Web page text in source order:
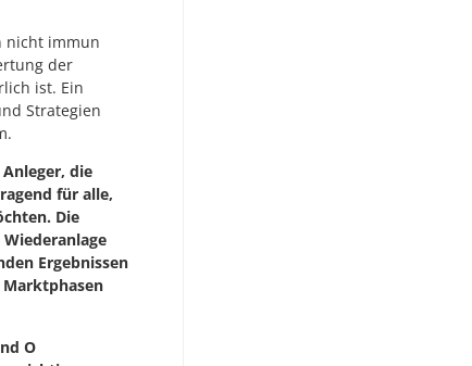
nicht immun
der
ist. Ein
Strategien
die
für alle,
Die
Ergebnissen
Marktphasen
O